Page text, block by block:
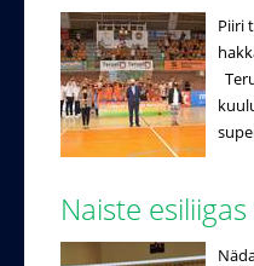
Piiri
Naiste